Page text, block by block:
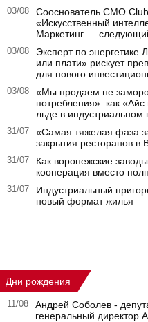
03/08
Сооснователь CMO
«Искусственный
Маркетинг —
03/08
Эксперт по
или плати» рискует
для нового
03/08
«Мы продаем не
потребления»: как
льде в индустриальном
31/07
«Самая тяжелая фаза
закрытия ресторанов в
31/07
Как воронежские
кооперация вместо
31/07
Индустриальный
новый формат жилья
Дни рождения
11/08
Андрей Соболев -
генеральный директор